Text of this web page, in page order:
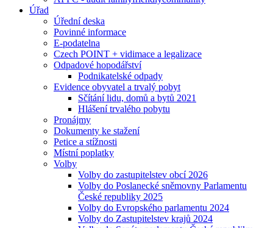
Úřad
Úřední deska
Povinné informace
E-podatelna
Czech POINT + vidimace a legalizace
Odpadové hopodářství
Podnikatelské odpady
Evidence obyvatel a trvalý pobyt
Sčítání lidu, domů a bytů 2021
Hlášení trvalého pobytu
Pronájmy
Dokumenty ke stažení
Petice a stížnosti
Místní poplatky
Volby
Volby do zastupitelstev obcí 2026
Volby do Poslanecké sněmovny Parlamentu
České republiky 2025
Volby do Evropského parlamentu 2024
Volby do Zastupitelstev krajů 2024